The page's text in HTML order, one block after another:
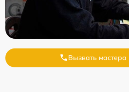
Вызвать мастера